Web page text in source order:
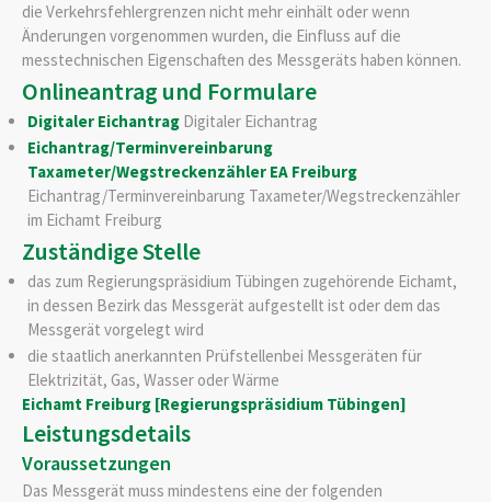
die Verkehrsfehlergrenzen nicht mehr einhält oder wenn
Änderungen vorgenommen wurden, die Einfluss auf die
messtechnischen Eigenschaften des Messgeräts haben können.
Onlineantrag und Formulare
Digitaler Eichantrag Digitaler Eichantrag
Eichantrag/Terminvereinbarung
Taxameter/Wegstreckenzähler EA Freiburg
Eichantrag/Terminvereinbarung Taxameter/Wegstreckenzähler
im Eichamt Freiburg
Zuständige Stelle
das zum Regierungspräsidium Tübingen zugehörende Eichamt,
in dessen Bezirk das Messgerät aufgestellt ist oder dem das
Messgerät vorgelegt wird
die staatlich anerkannten Prüfstellenbei Messgeräten für
Elektrizität, Gas, Wasser oder Wärme
Eichamt Freiburg [Regierungspräsidium Tübingen]
Leistungsdetails
Voraussetzungen
Das Messgerät muss mindestens eine der folgenden